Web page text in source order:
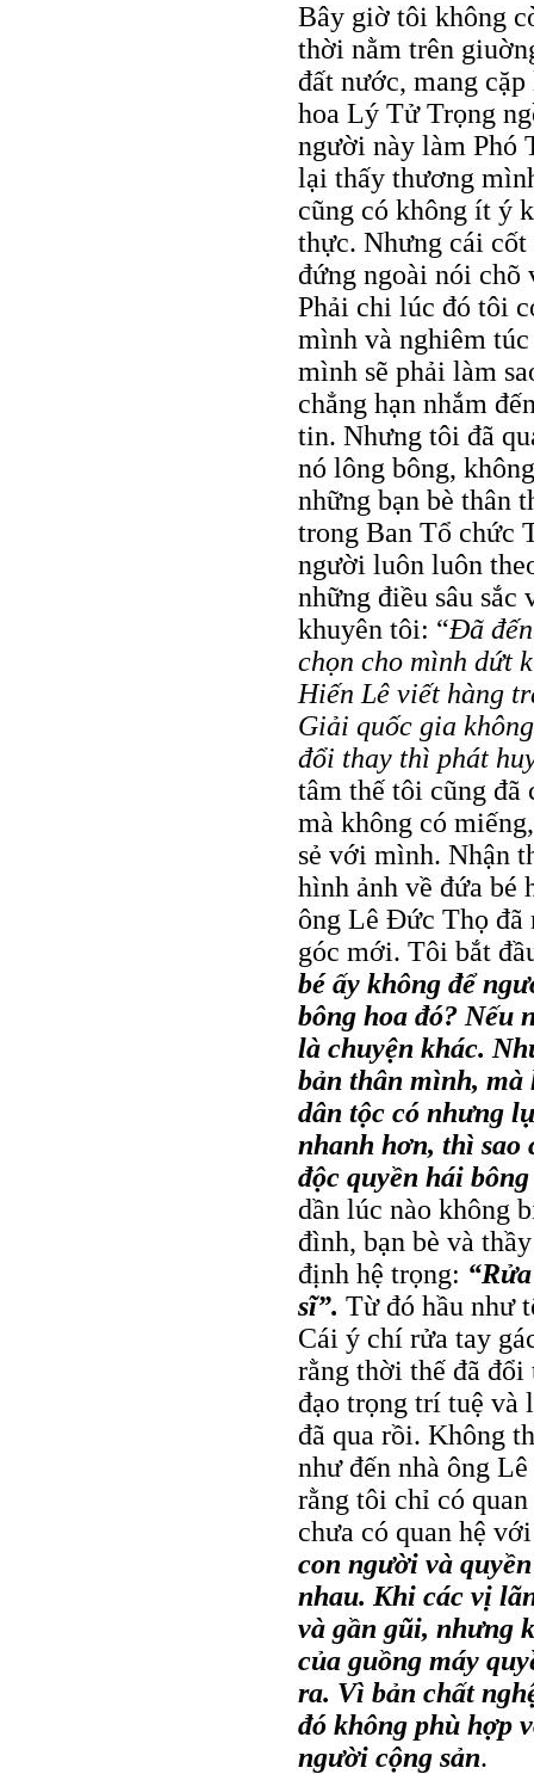
Bây giờ tôi không
thời nằm trên
đất nước, mang
hoa Lý Tử Trọng
người này làm Phó
lại thấy thương
cũng có không ít ý
thực. Nhưng cái cốt
đứng ngoài nói
Phải chi lúc đó tôi
mình và nghiêm túc
mình sẽ phải làm
chẳng hạn nhắm
tin. Nhưng tôi đã
nó lông bông,
những bạn bè thân
trong Ban Tổ chức
người luôn luôn
những điều sâu sắc
khuyên tôi: “Đã
chọn cho mình dứt
Hiến Lê viết hàng
Giải quốc gia
đổi thay thì phát
tâm thế tôi cũng đã
mà không có
sẻ với mình. Nhận
hình ảnh về đứa bé
ông Lê Ðức Thọ đã
góc mới. Tôi bắt
bé ấy không để
bông hoa đó? Nếu
là chuyện khác.
bản thân mình, mà
dân tộc có nhưng
nhanh hơn, thì sao
độc quyền hái
dần lúc nào không
đình, bạn bè và
định hệ trọng:
sĩ”. Từ đó hầu như
Cái ý chí rửa tay
rằng thời thế đã
đạo trọng trí tuệ và
đã qua rồi. Không
như đến nhà ông
rằng tôi chỉ có
chưa có quan hệ
con người và
nhau. Khi các vị
và gần gũi, nhưng
của guồng máy
ra. Vì bản chất
đó không phù hợp
người cộng sản.